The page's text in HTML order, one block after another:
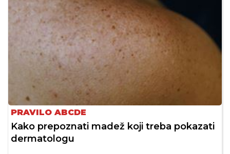
PRAVILO ABCDE
Kako prepoznati madež koji treba pokazati
dermatologu